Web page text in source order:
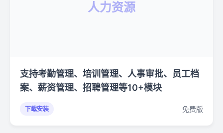
人力资源
支持考勤管理、培训管理、人事审批、员工档
案、薪资管理、招聘管理等10+模块
下载安装 免费版